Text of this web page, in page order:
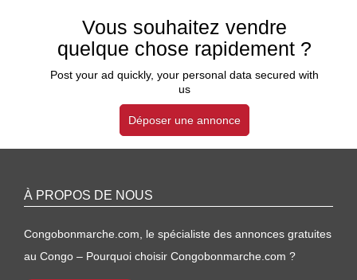
Vous souhaitez vendre
quelque chose rapidement ?
Post your ad quickly, your personal data secured with
us
Déposer une annonce
À PROPOS DE NOUS
Congobonmarche.com, le spécialiste des annonces gratuites
au Congo – Pourquoi choisir Congobonmarche.com ?